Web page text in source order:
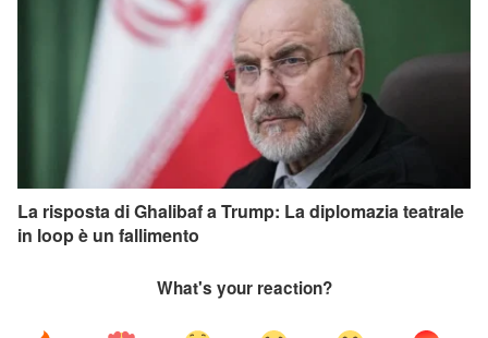
La risposta di Ghalibaf a Trump: La diplomazia teatrale
in loop è un fallimento